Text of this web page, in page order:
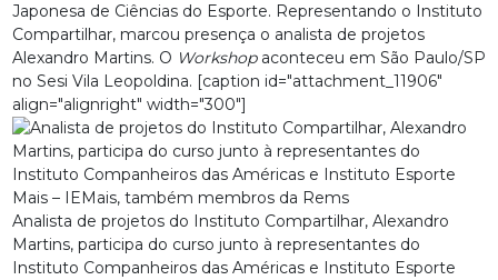
Japonesa de Ciências do Esporte. Representando o Instituto
Compartilhar, marcou presença o analista de projetos
Alexandro Martins. O Workshop aconteceu em São Paulo/SP
no Sesi Vila Leopoldina. [caption id="attachment_11906"
align="alignright" width="300"]
Analista de projetos do Instituto Compartilhar, Alexandro
Martins, participa do curso junto à representantes do
Instituto Companheiros das Américas e Instituto Esporte